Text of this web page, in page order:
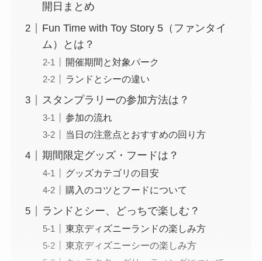
開日まとめ
Fun Time with Toy Story 5（ファンタイ
ム）とは？
開催期間と対象パーク
ランドとシーの違い
スタンプラリーの参加方法は？
参加の流れ
当日の注意点とおすすめの回り方
期間限定グッズ・フードは？
グッズカテゴリの目安
購入のコツとフードについて
ランドとシー、どっちで楽しむ？
東京ディズニーランドの楽しみ方
東京ディズニーシーの楽しみ方